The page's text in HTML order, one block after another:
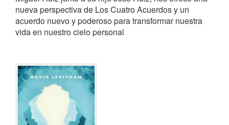
nueva perspectiva de Los Cuatro Acuerdos y un
acuerdo nuevo y poderoso para transformar nuestra
vida en nuestro cielo personal